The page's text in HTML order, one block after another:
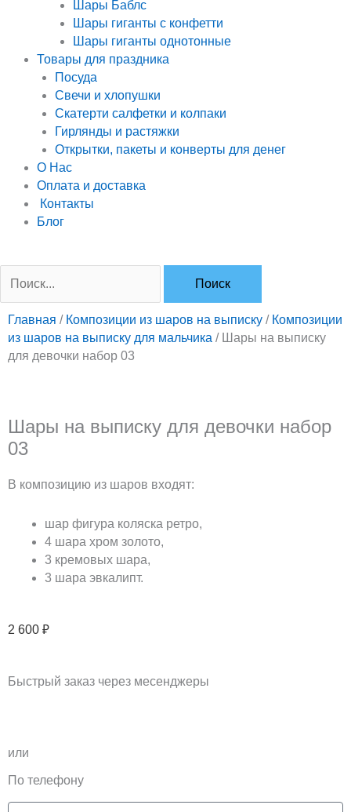
Шары Баблс
Шары гиганты с конфетти
Шары гиганты однотонные
Товары для праздника
Посуда
Свечи и хлопушки
Скатерти салфетки и колпаки
Гирлянды и растяжки
Открытки, пакеты и конверты для денег
О Нас
Оплата и доставка
Контакты
Блог
Главная / Композиции из шаров на выписку / Композиции
из шаров на выписку для мальчика / Шары на выписку
для девочки набор 03
Шары на выписку для девочки набор
03
В композицию из шаров входят:
шар фигура коляска ретро,
4 шара хром золото,
3 кремовых шара,
3 шара эвкалипт.
2 600 ₽
Быстрый заказ через месенджеры
l
или
По телефону